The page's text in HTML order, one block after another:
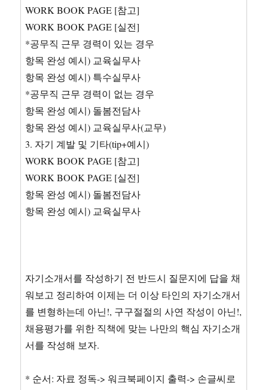
WORK BOOK PAGE [참고]
WORK BOOK PAGE [실전]
*공무직 근무 경력이 있는 경우
항목 완성 예시) 교육실무사
항목 완성 예시) 특수실무사
*공무직 근무 경력이 없는 경우
항목 완성 예시) 돌봄전담사
항목 완성 예시) 교육실무사(교무)
3. 자기 계발 및 기타(tip+예시)
WORK BOOK PAGE [참고]
WORK BOOK PAGE [실전]
항목 완성 예시) 돌봄전담사
항목 완성 예시) 교육실무사
자기소개서를 작성하기 전 반드시 질문지에 답을 채
워보고 정리하여 이제는 더 이상 타인의 자기소개서
를 변형하는데 아닌!, 구구절절의 사연 작성이 아닌!,
채용평가를 위한 직책에 맞는 나만의 핵심 자기소개
서를 작성해 보자.
* 순서: 자료 정독-> 워크북페이지 출력-> 손글씨로